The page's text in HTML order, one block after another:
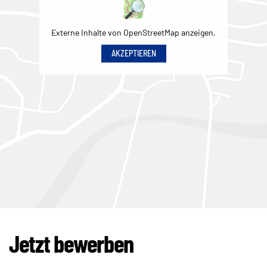
Externe Inhalte von OpenStreetMap anzeigen.
AKZEPTIEREN
Jetzt bewerben